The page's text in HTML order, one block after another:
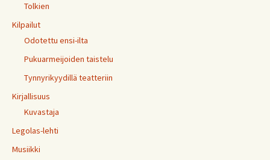
Tolkien
Kilpailut
Odotettu ensi-ilta
Pukuarmeijoiden taistelu
Tynnyrikyydillä teatteriin
Kirjallisuus
Kuvastaja
Legolas-lehti
Musiikki